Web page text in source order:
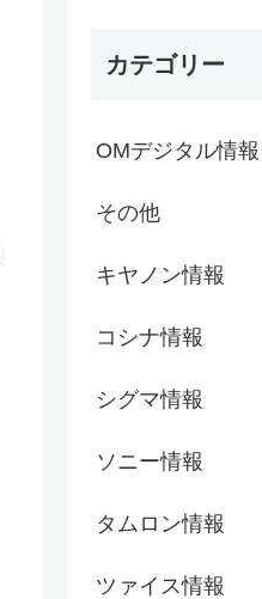
カテゴリー
OMデジタル情報
その他
キヤノン情報
コシナ情報
シグマ情報
ソニー情報
タムロン情報
ツァイス情報